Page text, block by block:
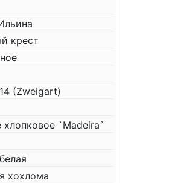
крест
(Zweigart)
хлопковое `Madeira`
хохлома